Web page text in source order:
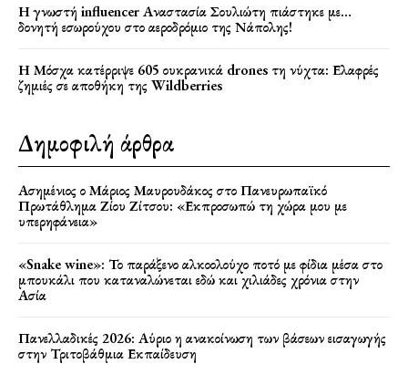
Η γνωστή influencer Αναστασία Σουλιώτη πιάστηκε με…
δονητή εσωρούχου στο αεροδρόμιο της Νάπολης!
Η Μόσχα κατέρριψε 605 ουκρανικά drones τη νύχτα: Ελαφρές
ζημιές σε αποθήκη της Wildberries
Δημοφιλή άρθρα
Ασημένιος ο Μάριος Μαυρουδάκος στο Πανευρωπαϊκό
Πρωτάθλημα Ζίου Ζίτσου: «Εκπροσωπώ τη χώρα μου με
υπερηφάνεια»
«Snake wine»: Το παράξενο αλκοολούχο ποτό με φίδια μέσα στο
μπουκάλι που καταναλώνεται εδώ και χιλιάδες χρόνια στην
Ασία
Πανελλαδικές 2026: Αύριο η ανακοίνωση των βάσεων εισαγωγής
στην Τριτοβάθμια Εκπαίδευση